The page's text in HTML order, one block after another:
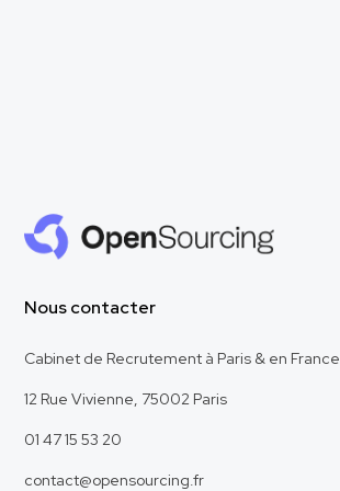
Nous contacter
Cabinet de Recrutement à Paris & en France
12 Rue Vivienne, 75002 Paris
01 47 15 53 20
contact@opensourcing.fr